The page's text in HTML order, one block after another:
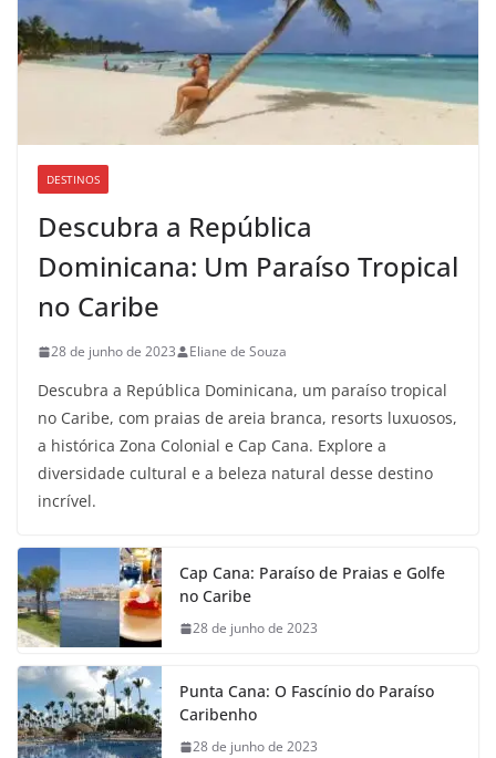
DESTINOS
Descubra a República
Dominicana: Um Paraíso Tropical
no Caribe
28 de junho de 2023 Eliane de Souza
Descubra a República Dominicana, um paraíso tropical
no Caribe, com praias de areia branca, resorts luxuosos,
a histórica Zona Colonial e Cap Cana. Explore a
diversidade cultural e a beleza natural desse destino
incrível.
Cap Cana: Paraíso de Praias e Golfe
no Caribe
28 de junho de 2023
Punta Cana: O Fascínio do Paraíso
Caribenho
28 de junho de 2023